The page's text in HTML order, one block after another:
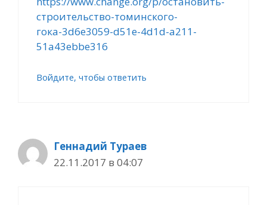
строительство-томинского-
гока-3d6e3059-d51e-4d1d-a211-
51a43ebbe316
Войдите, чтобы ответить
Геннадий Тураев
22.11.2017 в 04:07